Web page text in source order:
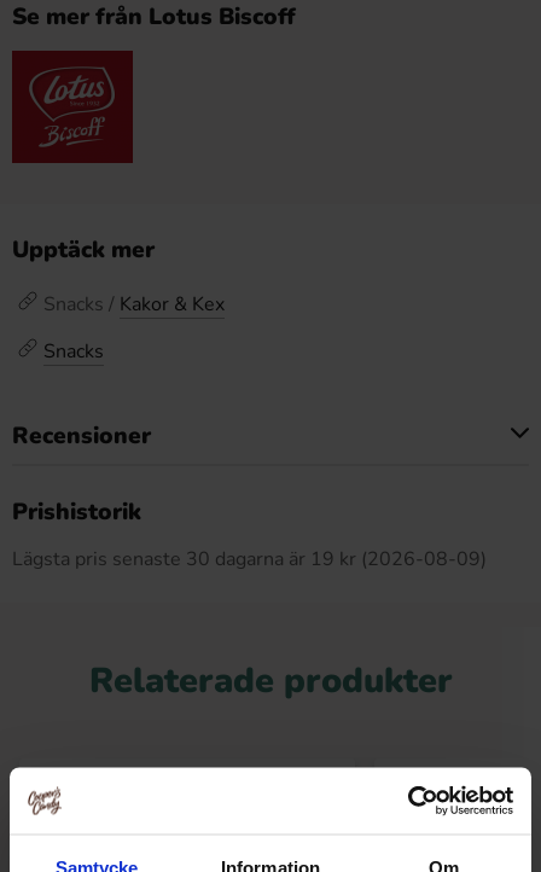
Samtycke Information Om
Se mer från Lotus Biscoff
Upptäck mer
Snacks / Kakor & Kex
Snacks
Recensioner
Prishistorik
Lägsta pris senaste 30 dagarna är 19 kr (2026-08-09)
Relaterade produkter